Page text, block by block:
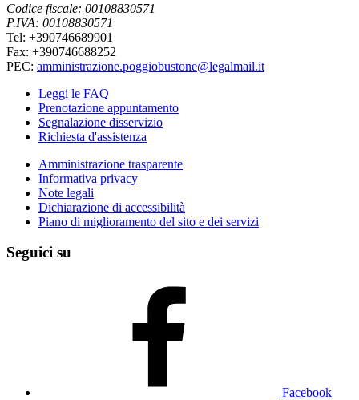
Codice fiscale: 00108830571
P.IVA: 00108830571
Tel: +390746689901
Fax: +390746688252
PEC: amministrazione.poggiobustone@legalmail.it
Leggi le FAQ
Prenotazione appuntamento
Segnalazione disservizio
Richiesta d'assistenza
Amministrazione trasparente
Informativa privacy
Note legali
Dichiarazione di accessibilità
Piano di miglioramento del sito e dei servizi
Seguici su
Facebook